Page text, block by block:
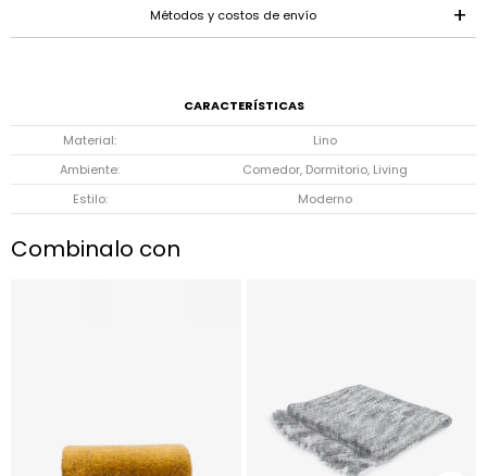
Métodos y costos de envío
CARACTERÍSTICAS
Material
Lino
Ambiente
Comedor, Dormitorio, Living
Estilo
Moderno
Combinalo con